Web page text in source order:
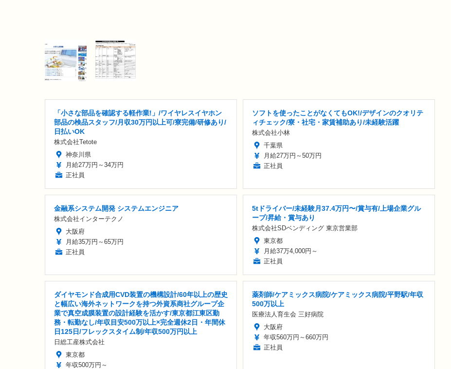
「小さな部品を確認する軽作業!」/ワイヤレスイヤホン
部品の検品スタッフ/月収30万円以上可/寮完備/研修あり/
日払いOK
株式会社Tetote
神奈川県
月給27万円～34万円
正社員
ソフトを使ったことがなくてもOK!/デザインのクオリテ
ィチェック/寮・社宅・家賃補助あり/未経験活躍
株式会社小林
千葉県
月給27万円～50万円
正社員
金融系システム開発 システムエンジニア
株式会社インターテクノ
大阪府
月給35万円～65万円
正社員
5tドライバー/未経験月37.4万円〜/賞与有/上場企業グル
ープ/昇給・賞与あり
株式会社SDベンディング 東京営業部
東京都
月給37万4,000円～
正社員
ダイヤモンド合成用CVD装置の機構設計/60年以上の歴史
と幅広い海外ネットワークを持つ外資系商社グループ企
業で真空成膜装置の設計経験を活かす/東京都江東区勤
務・転勤なし/年収目安500万以上×完全週休2日・年間休
日125日/フレックスタイム制/年収500万円以上
日総工産株式会社
東京都
年収500万円～
薬剤師/ケアミックス病院/ケアミックス病院/平野駅/年収
500万以上
医療法人育生会 三好病院
大阪府
年収560万円～660万円
正社員